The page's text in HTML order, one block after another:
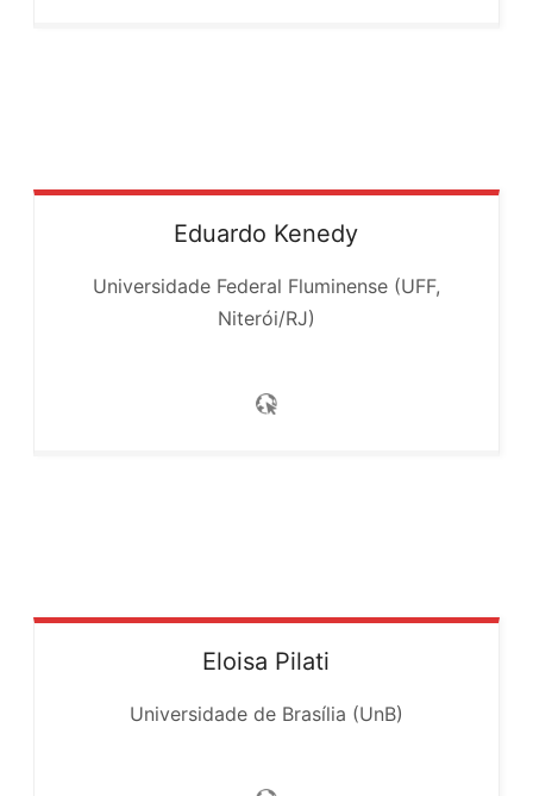
Eduardo Kenedy
Universidade Federal Fluminense (UFF,
Niterói/RJ)
Eloisa Pilati
Universidade de Brasília (UnB)